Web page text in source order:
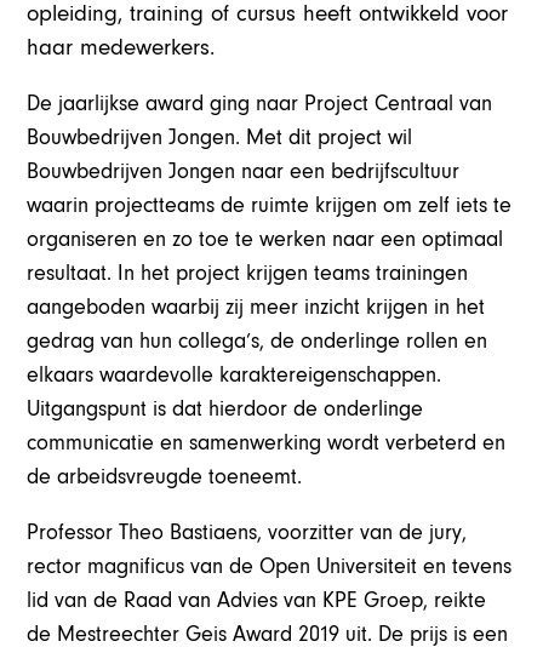
opleiding, training of cursus heeft ontwikkeld voor
haar medewerkers.
De jaarlijkse award ging naar Project Centraal van
Bouwbedrijven Jongen. Met dit project wil
Bouwbedrijven Jongen naar een bedrijfscultuur
waarin projectteams de ruimte krijgen om zelf iets te
organiseren en zo toe te werken naar een optimaal
resultaat. In het project krijgen teams trainingen
aangeboden waarbij zij meer inzicht krijgen in het
gedrag van hun collega’s, de onderlinge rollen en
elkaars waardevolle karaktereigenschappen.
Uitgangspunt is dat hierdoor de onderlinge
communicatie en samenwerking wordt verbeterd en
de arbeidsvreugde toeneemt.
Professor Theo Bastiaens, voorzitter van de jury,
rector magnificus van de Open Universiteit en tevens
lid van de Raad van Advies van KPE Groep, reikte
de Mestreechter Geis Award 2019 uit. De prijs is een